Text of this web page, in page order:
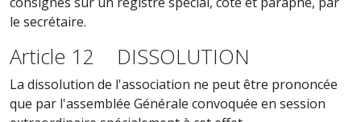
le secrétaire.
Article 12 DISSOLUTION
La dissolution de l'association ne peut être prononcée
que par l'assemblée Générale convoquée en session